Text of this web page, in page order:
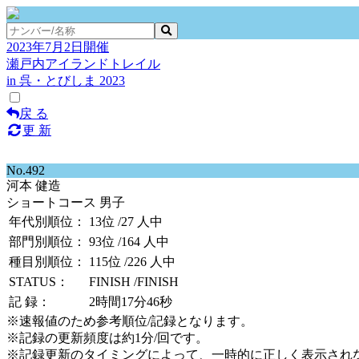
2023年7月2日開催
瀬戸内アイランドトレイル
in 呉・とびしま 2023
戻 る
更 新
No.492
河本 健造
ショートコース 男子
年代別順位：
13位 /27 人中
部門別順位：
93位 /164 人中
種目別順位：
115位 /226 人中
STATUS：
FINISH /FINISH
記 録：
2時間17分46秒
※速報値のため参考順位/記録となります。
※記録の更新頻度は約1分/回です。
※記録更新のタイミングによって、一時的に正しく表示され